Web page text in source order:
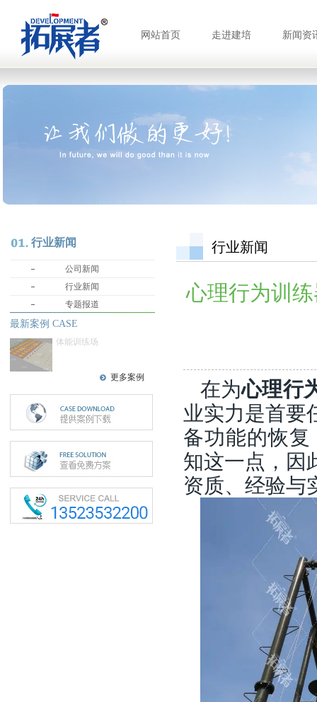
网站首页 走进建培 新闻资
行业新闻
公司新闻
行业新闻
专题报道
最新案例 CASE
体能训练场
更多案例
行业新闻
心理行为训
在为心理行
业实力是首要
备功能的恢
知这一点，因
资质、经验与